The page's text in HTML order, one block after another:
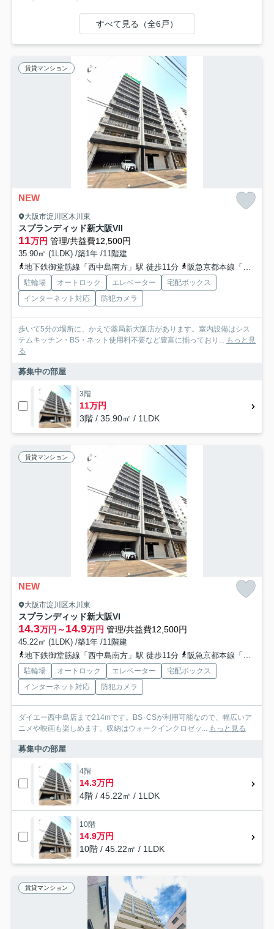
すべて見る（全6戸）
賃貸マンション
NEW
大阪市淀川区木川東
スプランディッド新大阪VII
11万円 管理/共益費12,500円
35.90㎡ (1LDK) /築1年 /11階建
地下鉄御堂筋線「西中島南方」駅 徒歩11分
阪急京都本線「南方」駅 徒歩13分
駐輪場 オートロック エレベーター
宅配ボックス
インターネット対応
防犯カメラ
歩いて5分の場所に、かえで薬局新大阪店があります。室内設備はシス
テムキッチン・BS・ネット使用料不要など豊富に揃っており...
もっと見
る
募集中の部屋
3階
11万円
3階 / 35.90㎡ / 1LDK
賃貸マンション
NEW
大阪市淀川区木川東
スプランディッド新大阪VI
14.3万円～14.9万円 管理/共益費12,500円
45.22㎡ (1LDK) /築1年 /11階建
地下鉄御堂筋線「西中島南方」駅 徒歩11分
阪急京都本線「南方」駅 徒歩13分
駐輪場 オートロック エレベーター
宅配ボックス
インターネット対応
防犯カメラ
ダイエー西中島店まで214mです。BS･CSが利用可能なので、幅広いア
ニメや映画も楽しめます。収納はウォークインクロゼッ...
もっと見る
募集中の部屋
4階
14.3万円
4階 / 45.22㎡ / 1LDK
10階
14.9万円
10階 / 45.22㎡ / 1LDK
賃貸マンション